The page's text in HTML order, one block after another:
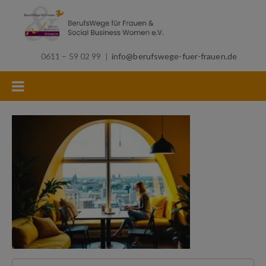
0611 – 59 02 99 | info@berufswege-fuer-frauen.de